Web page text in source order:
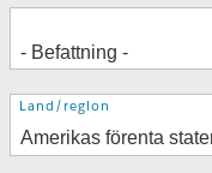
Adress
Land/region